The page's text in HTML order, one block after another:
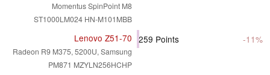
Momentus SpinPoint M8
ST1000LM024 HN-M101MBB
Lenovo Z51-70
Radeon R9 M375, 5200U, Samsung
PM871 MZYLN256HCHP
259 Points -11%